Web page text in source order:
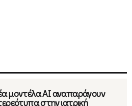
μοντέλα ΑΙ αναπαράγουν
στην ιατρική